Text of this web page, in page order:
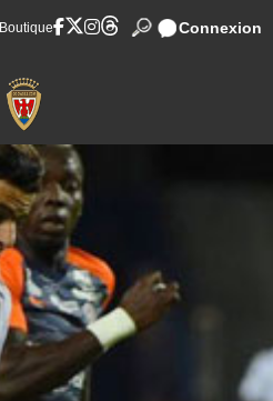
Boutique Connexion